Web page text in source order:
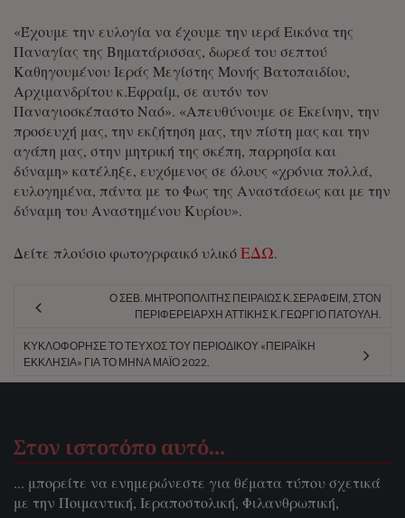
«Έχουμε την ευλογία να έχουμε την ιερά Εικόνα της
Παναγίας της Βηματάρισσας, δωρεά του σεπτού
Καθηγουμένου Ιεράς Μεγίστης Μονής Βατοπαιδίου,
Αρχιμανδρίτου κ.Εφραίμ, σε αυτόν τον
Παναγιοσκέπαστο Ναό». «Απευθύνουμε σε Εκείνην, την
προσευχή μας, την εκζήτηση μας, την πίστη μας και την
αγάπη μας, στην μητρική της σκέπη, παρρησία και
δύναμη» κατέληξε, ευχόμενος σε όλους «χρόνια πολλά,
ευλογημένα, πάντα με το Φως της Αναστάσεως και με την
δύναμη του Αναστημένου Κυρίου».
Δείτε πλούσιο φωτογρφαικό υλικόΕΔΩ.
Ο ΣΕΒ. ΜΗΤΡΟΠΟΛΊΤΗΣ ΠΕΙΡΑΙΏΣ Κ.ΣΕΡΑΦΕΊΜ, ΣΤΟΝ
ΠΕΡΙΦΕΡΕΙΆΡΧΗ ΑΤΤΙΚΉΣ Κ.ΓΕΏΡΓΙΟ ΠΑΤΟΎΛΗ.
ΚΥΚΛΟΦΌΡΗΣΕ ΤΟ ΤΕΎΧΟΣ ΤΟΥ ΠΕΡΙΟΔΙΚΟΎ «ΠΕΙΡΑΪΚΉ
ΕΚΚΛΗΣΊΑ» ΓΙΑ ΤΟ ΜΉΝΑ ΜΆΙΟ 2022.
Στον ιστοτόπο αυτό…
... μπορείτε να ενημερώνεστε για θέματα τύπου σχετικά
με την Ποιμαντική, Ιεραποστολική, Φιλανθρωπική,